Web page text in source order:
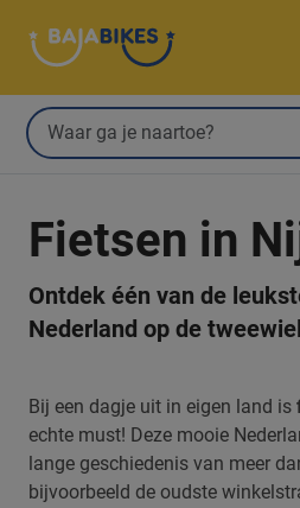
Fietsen in
Ontdek één van de
Nederland op de
Bij een dagje uit in eigen land is
echte must! Deze mooie
lange geschiedenis van meer
bijvoorbeeld de oudste